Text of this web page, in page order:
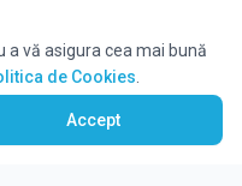
vă asigura cea mai bună
de Cookies
Accept